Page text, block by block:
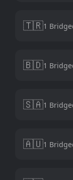
🇹🇷1
🇧🇩1
🇸🇦1
🇦🇺1